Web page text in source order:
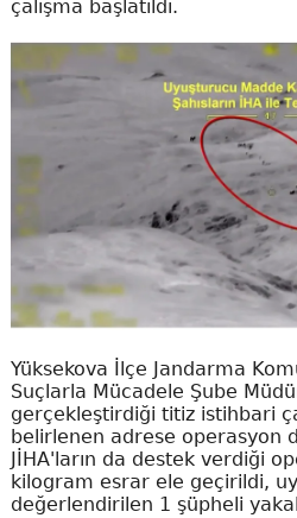
çalışma başlatıldı.
Yüksekova İlçe Jandarma
Suçlarla Mücadele Şube
gerçekleştirdiği titiz istihbari
belirlenen adrese operasyon
JİHA'ların da destek verdiği
kilogram esrar ele geçirildi,
değerlendirilen 1 şüpheli